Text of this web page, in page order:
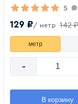
5
129 ₽/ метр 142 ₽
метр
-
В корзину